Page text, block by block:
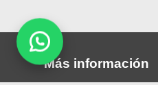
Más información